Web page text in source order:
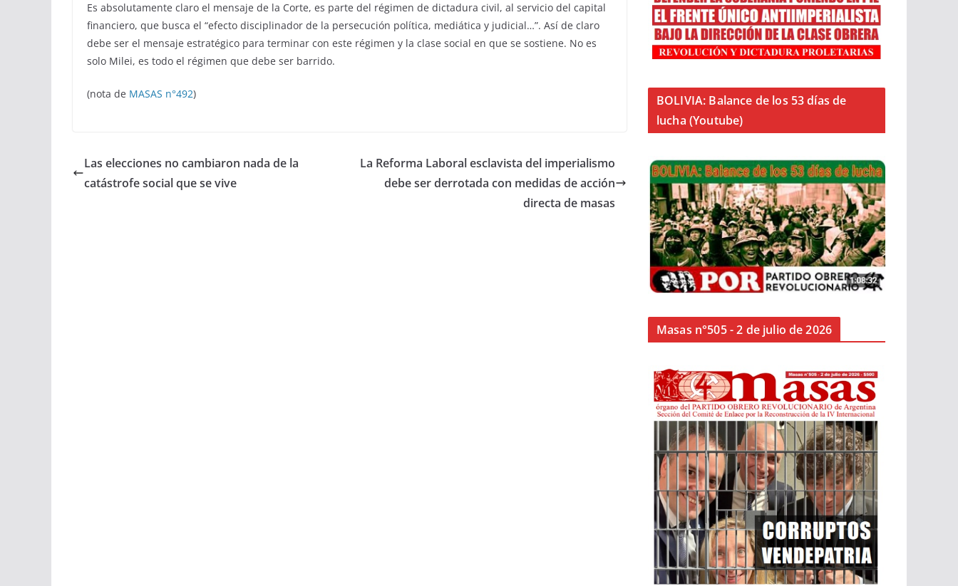
Es absolutamente claro el mensaje de la Corte, es parte del régimen de dictadura civil, al servicio del capital
financiero, que busca el “efecto disciplinador de la persecución política, mediática y judicial…”. Así de claro
debe ser el mensaje estratégico para terminar con este régimen y la clase social en que se sostiene. No es
solo Milei, es todo el régimen que debe ser barrido.
(nota de MASAS n°492)
Las elecciones no cambiaron nada de la
catástrofe social que se vive
La Reforma Laboral esclavista del imperialismo
debe ser derrotada con medidas de acción
directa de masas
BOLIVIA: Balance de los 53 días de
lucha (Youtube)
Masas n°505 - 2 de julio de 2026